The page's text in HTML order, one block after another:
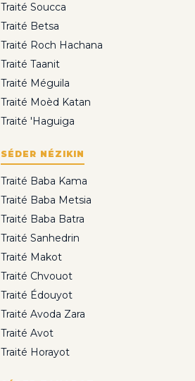
Traité Soucca
Traité Betsa
Traité Roch Hachana
Traité Taanit
Traité Méguila
Traité Moèd Katan
Traité 'Haguiga
SÉDER NÉZIKIN
Traité Baba Kama
Traité Baba Metsia
Traité Baba Batra
Traité Sanhedrin
Traité Makot
Traité Chvouot
Traité Édouyot
Traité Avoda Zara
Traité Avot
Traité Horayot